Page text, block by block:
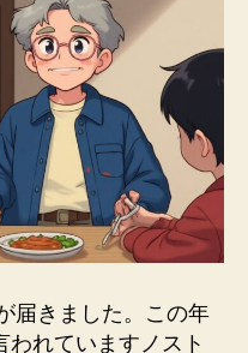
届きました。この年
われていますノスト